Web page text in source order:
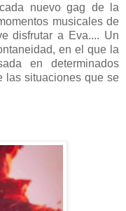
nuevo gag de la
musicales de
disfrutar a Eva.... Un
en el que la
en determinados
las situaciones que se